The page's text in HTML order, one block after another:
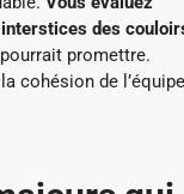
interstices des
promettre.
cohésion de